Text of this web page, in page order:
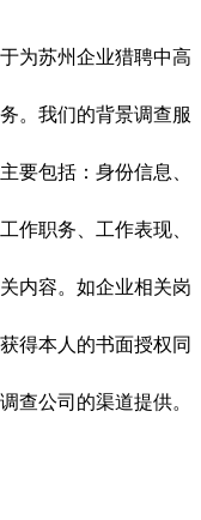
为苏州企业猎聘中高
。我们的背景调查服
要包括：身份信息、
作职务、工作表现、
内容。如企业相关岗
得本人的书面授权同
查公司的渠道提供。